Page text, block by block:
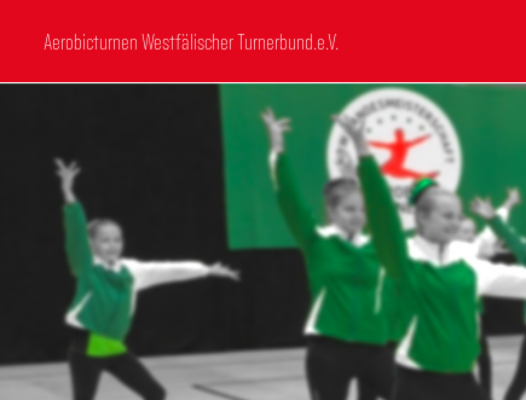
Aerobicturnen Westfälischer Turnerbund.e.V.